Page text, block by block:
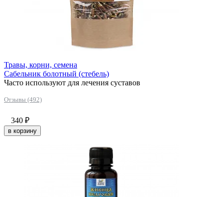
Травы, корни, семена
Сабельник болотный (стебель)
Часто используют для лечения суставов
Отзывы (492)
340 ₽
в корзину